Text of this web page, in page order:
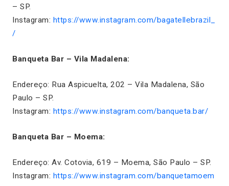
– SP.
Instagram: https://www.instagram.com/bagatellebrazil_
/
Banqueta Bar – Vila Madalena:
Endereço: Rua Aspicuelta, 202 – Vila Madalena, São
Paulo – SP.
Instagram: https://www.instagram.com/banqueta.bar/
Banqueta Bar – Moema:
Endereço: Av. Cotovia, 619 – Moema, São Paulo – SP.
Instagram: https://www.instagram.com/banquetamoem